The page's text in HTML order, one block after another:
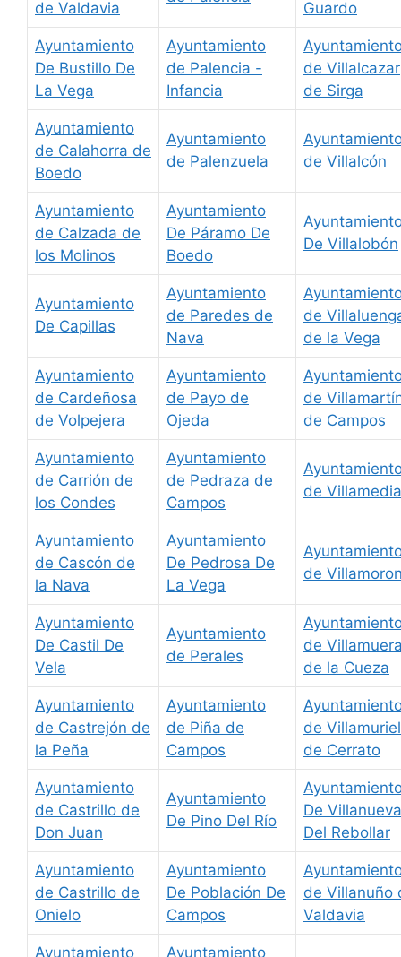
de Valdavia
Guardo
Ayuntamiento
De Bustillo De
La Vega
Ayuntamiento
de Palencia -
Infancia
de Villalcazar
de Sirga
Ayuntamiento
de Calahorra de
Boedo
Ayuntamiento
de Palenzuela
de Villalcón
Ayuntamiento
de Calzada de
los Molinos
Ayuntamiento
De Páramo De
Boedo
De Villalobón
Ayuntamiento
De Capillas
Ayuntamiento
de Paredes de
Nava
de
de la Vega
Ayuntamiento
de Cardeñosa
de Volpejera
Ayuntamiento
de Payo de
Ojeda
de
de Campos
Ayuntamiento
de Carrión de
los Condes
Ayuntamiento
de Pedraza de
Campos
de
Ayuntamiento
de Cascón de
la Nava
Ayuntamiento
De Pedrosa De
La Vega
de
Ayuntamiento
De Castil De
Vela
Ayuntamiento
de Perales
de
de la Cueza
Ayuntamiento
de Castrejón de
la Peña
Ayuntamiento
de Piña de
Campos
de Villamuriel
de Cerrato
Ayuntamiento
de Castrillo de
Don Juan
Ayuntamiento
De Pino Del Río
De Villanueva
Del Rebollar
Ayuntamiento
de Castrillo de
Onielo
Ayuntamiento
De Población De
Campos
de Villanuño
Valdavia
Ayuntamiento Ayuntamiento